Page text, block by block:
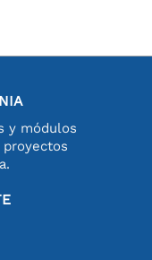
y módulos